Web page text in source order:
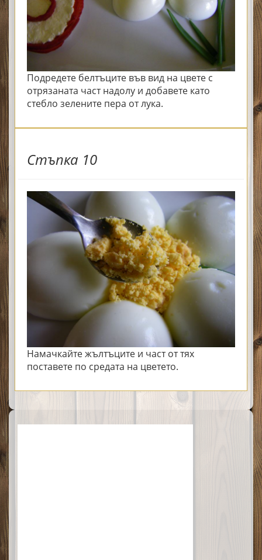
Подредете белтъците във вид на цвете с
отрязаната част надолу и добавете като
стебло зелените пера от лука.
Стъпка 10
Намачкайте жълтъците и част от тях
поставете по средата на цветето.